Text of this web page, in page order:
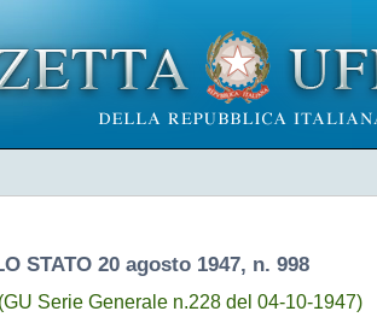
STATO 20 agosto 1947, n. 998
(GU Serie Generale n.228 del 04-10-1947)